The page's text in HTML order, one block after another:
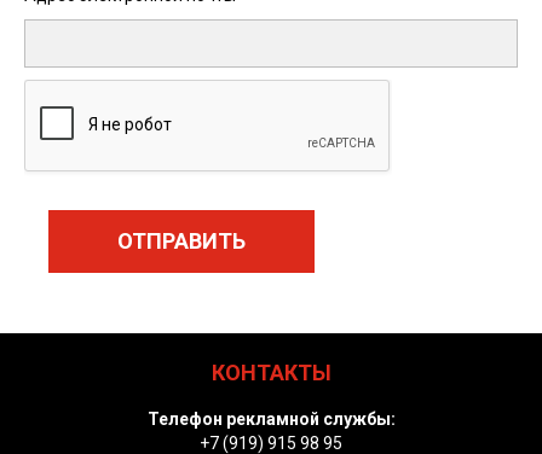
КОНТАКТЫ
Телефон рекламной службы:
+7 (919) 915 98 95